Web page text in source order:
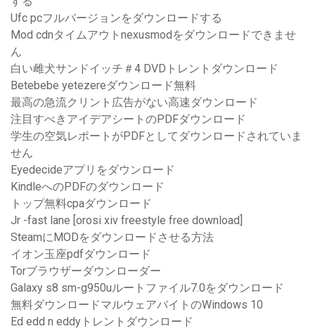
Ufc pcフルバージョンをダウンロードする
Mod cdnタイムアウトnexusmodをダウンロードできませ
ん
白い雌犬サンドイッチ＃4 DVDトレントダウンロード
Betebebe yetezereダウンロード無料
最高の急流クリント広告がない高速ダウンロード
注目すべきアイデアシートのPDFダウンロード
学生の空気レポートがPDFとしてダウンロードされていま
せん
Eyedecideアプリをダウンロード
KindleへのPDFのダウンロード
トップ無料cpaダウンロード
Jr -fast lane [orosi xiv freestyle free download]
SteamにMODをダウンロードさせる方法
イオン玉座pdfダウンロード
Torブラウザーダウンローダー
Galaxy s8 sm-g950uルートファイル7.0をダウンロード
無料ダウンロードマルウェアバイトのWindows 10
Ed edd n eddyトレントダウンロード